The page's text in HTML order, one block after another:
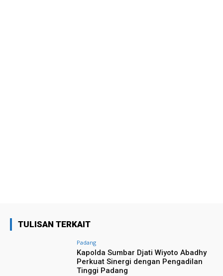
TULISAN TERKAIT
Padang
Kapolda Sumbar Djati Wiyoto Abadhy
Perkuat Sinergi dengan Pengadilan
Tinggi Padang